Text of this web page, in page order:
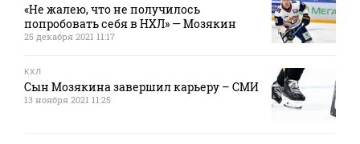
«Не жалею, что не получилось
попробовать себя в НХЛ» — Мозякин
25 декабря 2021 11:17
КХЛ
Сын Мозякина завершил карьеру – СМИ
13 ноября 2021 11:25